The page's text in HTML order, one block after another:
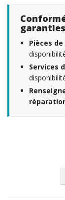
Pièces
Services